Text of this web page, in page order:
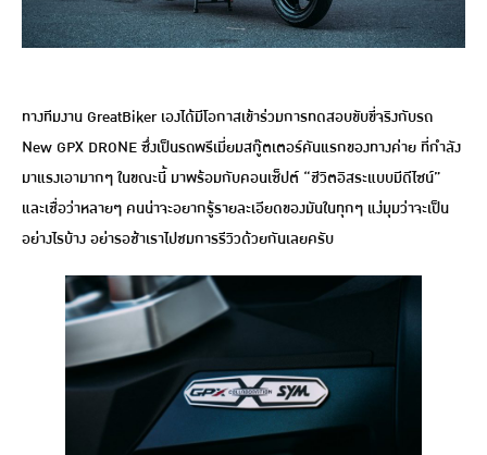
ทางทีมงาน GreatBiker เองได้มีโอกาสเข้าร่วมการทดสอบขับขี่จริงกับรถ
New GPX DRONE ซึ่งเป็นรถพรีเมี่ยมสกู๊ตเตอร์คันแรกของทางค่าย ที่กำลัง
มาแรงเอามากๆ ในขณะนี้ มาพร้อมกับคอนเซ็ปต์ “ชีวิตอิสระแบบมีดีไซน์”
และเชื่อว่าหลายๆ คนน่าจะอยากรู้รายละเอียดของมันในทุกๆ แง่มุมว่าจะเป็น
อย่างไรบ้าง อย่ารอช้าเราไปชมการรีวิวด้วยกันเลยครับ